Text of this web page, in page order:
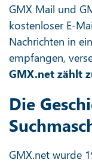
GMX Mail und
kostenloser E-
Nachrichten in
empfangen,
GMX.net zählt
Die
GMX.net wurde